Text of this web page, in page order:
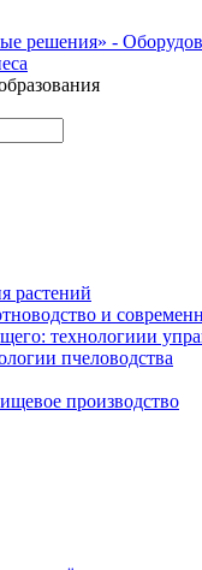
растений
и
технологиии
пчеловодства
производство